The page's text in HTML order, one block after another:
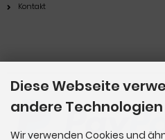
Kontakt
Zahlungsmethoden
Diese Webseite
andere Technologien
Wir verwenden Cookies und